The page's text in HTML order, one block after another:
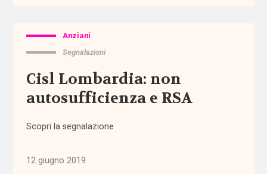
accertamento
certificazione
servizi
Anziani
Segnalazioni
Cisl Lombardia: non
autosufficienza e RSA
Scopri la segnalazione
12 giugno 2019